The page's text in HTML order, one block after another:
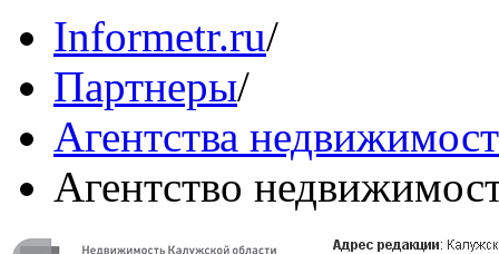
Informetr.ru/
Партнеры/
Агентства
Агентство